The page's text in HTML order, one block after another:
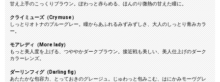
甘え上手のこっくりブラウン。ぽわっと赤らめる、ほんのり微熱の甘えた瞳に。
クライミューズ（Cry muse）
しっとりオトナのブルーグレー。瞳からあふれるみずみずしさ、大人のしっとり青みカラ
ー。
モアレディ（More lady）
もっと美人度を上げる、つややかダークブラウン。接近戦も美しい、美人仕上げのダーク
カラーレンズ。
ダーリンフィグ（Darling fig）
あたたかな包容力、とっておきのグレージュ。じゅわっと包みこむ、はにかみモーヴグレ